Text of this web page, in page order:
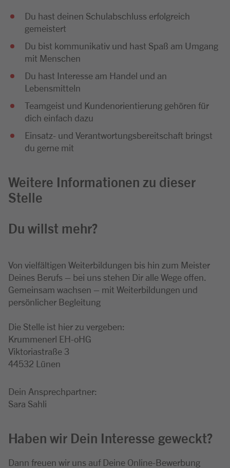
Du hast deinen Schulabschluss erfolgreich
gemeistert
Du bist kommunikativ und hast Spaß am Umgang
mit Menschen
Du hast Interesse am Handel und an
Lebensmitteln
Teamgeist und Kundenorientierung gehören für
dich einfach dazu
Einsatz- und Verantwortungsbereitschaft bringst
du gerne mit
Weitere Informationen zu dieser
Stelle
Du willst mehr?
Von vielfältigen Weiterbildungen bis hin zum Meister
Deines Berufs – bei uns stehen Dir alle Wege offen.
Gemeinsam wachsen – mit Weiterbildungen und
persönlicher Begleitung
Die Stelle ist hier zu vergeben:
Krummenerl EH-oHG
Viktoriastraße 3
44532 Lünen
Dein Ansprechpartner:
Sara Sahli
Haben wir Dein Interesse geweckt?
Dann freuen wir uns auf Deine Online-Bewerbung